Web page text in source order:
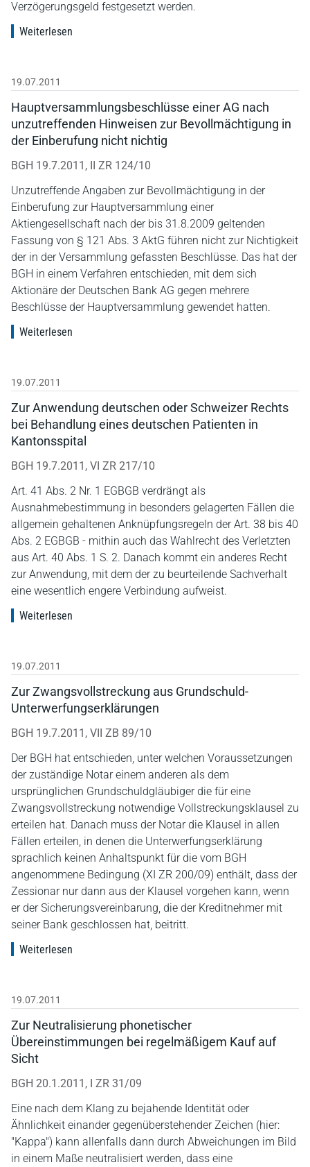
Verzögerungsgeld festgesetzt werden.
Weiterlesen
19.07.2011
Hauptversammlungsbeschlüsse einer AG nach
unzutreffenden Hinweisen zur Bevollmächtigung in
der Einberufung nicht nichtig
BGH 19.7.2011, II ZR 124/10
Unzutreffende Angaben zur Bevollmächtigung in der
Einberufung zur Hauptversammlung einer
Aktiengesellschaft nach der bis 31.8.2009 geltenden
Fassung von § 121 Abs. 3 AktG führen nicht zur Nichtigkeit
der in der Versammlung gefassten Beschlüsse. Das hat der
BGH in einem Verfahren entschieden, mit dem sich
Aktionäre der Deutschen Bank AG gegen mehrere
Beschlüsse der Hauptversammlung gewendet hatten.
Weiterlesen
19.07.2011
Zur Anwendung deutschen oder Schweizer Rechts
bei Behandlung eines deutschen Patienten in
Kantonsspital
BGH 19.7.2011, VI ZR 217/10
Art. 41 Abs. 2 Nr. 1 EGBGB verdrängt als
Ausnahmebestimmung in besonders gelagerten Fällen die
allgemein gehaltenen Anknüpfungsregeln der Art. 38 bis 40
Abs. 2 EGBGB - mithin auch das Wahlrecht des Verletzten
aus Art. 40 Abs. 1 S. 2. Danach kommt ein anderes Recht
zur Anwendung, mit dem der zu beurteilende Sachverhalt
eine wesentlich engere Verbindung aufweist.
Weiterlesen
19.07.2011
Zur Zwangsvollstreckung aus Grundschuld-
Unterwerfungserklärungen
BGH 19.7.2011, VII ZB 89/10
Der BGH hat entschieden, unter welchen Voraussetzungen
der zuständige Notar einem anderen als dem
ursprünglichen Grundschuldgläubiger die für eine
Zwangsvollstreckung notwendige Vollstreckungsklausel zu
erteilen hat. Danach muss der Notar die Klausel in allen
Fällen erteilen, in denen die Unterwerfungserklärung
sprachlich keinen Anhaltspunkt für die vom BGH
angenommene Bedingung (XI ZR 200/09) enthält, dass der
Zessionar nur dann aus der Klausel vorgehen kann, wenn
er der Sicherungsvereinbarung, die der Kreditnehmer mit
seiner Bank geschlossen hat, beitritt.
Weiterlesen
19.07.2011
Zur Neutralisierung phonetischer
Übereinstimmungen bei regelmäßigem Kauf auf
Sicht
BGH 20.1.2011, I ZR 31/09
Eine nach dem Klang zu bejahende Identität oder
Ähnlichkeit einander gegenüberstehender Zeichen (hier:
"Kappa") kann allenfalls dann durch Abweichungen im Bild
in einem Maße neutralisiert werden, dass eine